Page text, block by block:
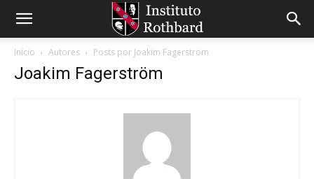
Início Autores Posts por Joakim Fagerström
Joakim Fagerström